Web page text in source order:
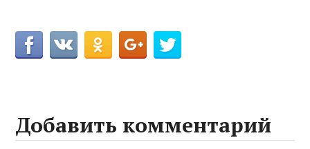
Добавить комментарий